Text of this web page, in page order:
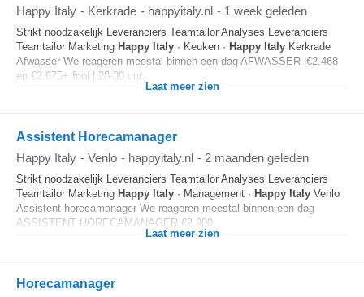
Happy Italy - Kerkrade - happyitaly.nl - 1 week geleden
Strikt noodzakelijk Leveranciers Teamtailor Analyses Leveranciers
Teamtailor Marketing Happy Italy · Keuken · Happy Italy Kerkrade
Afwasser We reageren meestal binnen een dag AFWASSER |€2.468
en €2.675+ fooi | 28-30 uur...
Laat meer zien
Assistent Horecamanager
Happy Italy - Venlo - happyitaly.nl - 2 maanden geleden
Strikt noodzakelijk Leveranciers Teamtailor Analyses Leveranciers
Teamtailor Marketing Happy Italy · Management · Happy Italy Venlo
Assistent horecamanager We reageren meestal binnen een dag
ASSISTENT HORECAMANAGER €2.900...
Laat meer zien
Horecamanager